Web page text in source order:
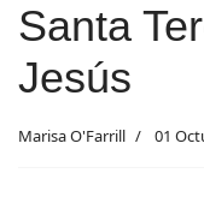
Santa
Jesús
Marisa O'Farrill 01